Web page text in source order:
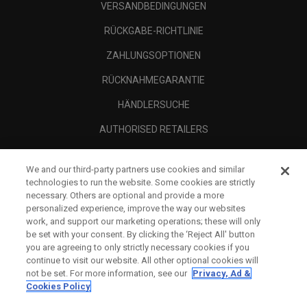
VERSANDBEDINGUNGEN
RÜCKGABE-RICHTLINIE
ZAHLUNGSOPTIONEN
RÜCKNAHMEGARANTIE
HÄNDLERSUCHE
AUTHORISED RETAILERS
UNTERNEHMENSPROFIL
RECHTLICHES-
We and our third-party partners use cookies and similar
technologies to run the website. Some cookies are strictly
necessary. Others are optional and provide a more
personalized experience, improve the way our websites
work, and support our marketing operations; these will only
be set with your consent. By clicking the ‘Reject All' button
you are agreeing to only strictly necessary cookies if you
continue to visit our website. All other optional cookies will
not be set. For more information, see our Privacy, Ad &
Cookies Policy